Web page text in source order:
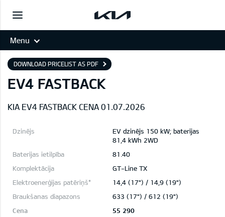
Menu
DOWNLOAD PRICELIST AS PDF
EV4 FASTBACK
KIA EV4 FASTBACK CENA 01.07.2026
EV dzinējs 150 kW; baterijas
81,4 kWh 2WD
81.40
GT-Line TX
14,4 (17") / 14,9 (19")
633 (17") / 612 (19")
55 290